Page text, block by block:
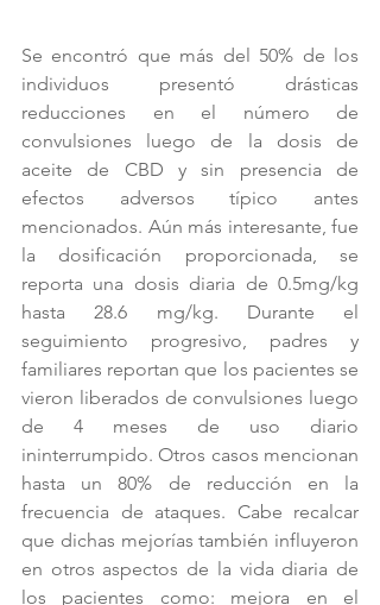
Se encontró que más del 50% de los
individuos presentó drásticas
reducciones en el número de
convulsiones luego de la dosis de
aceite de CBD y sin presencia de
efectos adversos típico antes
mencionados. Aún más interesante, fue
la dosificación proporcionada, se
reporta una dosis diaria de 0.5mg/kg
hasta 28.6 mg/kg. Durante el
seguimiento progresivo, padres y
familiares reportan que los pacientes se
vieron liberados de convulsiones luego
de 4 meses de uso diario
ininterrumpido. Otros casos mencionan
hasta un 80% de reducción en la
frecuencia de ataques. Cabe recalcar
que dichas mejorías también influyeron
en otros aspectos de la vida diaria de
los pacientes como: mejora en el